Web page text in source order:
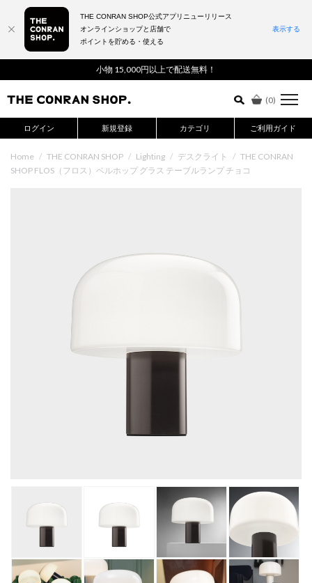
小物 15,000円以上で配送無料！
(0)
ログイン 新規登録 カテゴリ ご利用ガイド
詳細検索はこちら
Home / THE CONRAN SHOP / Lighting / デスクライト / THE CONRAN
SHOP FLOS（フロス）ベルホップ グラス テーブルランプ チョコ
THE CONRAN SHOP公式アプリニューリリース
オンラインショップと店舗で
ポイントを貯める・使える
表示する